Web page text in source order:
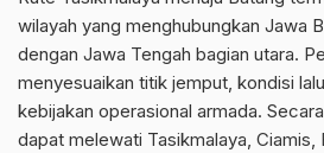
wilayah yang menghubungkan Jawa
dengan Jawa Tengah bagian utara.
menyesuaikan titik jemput, kondisi
kebijakan operasional armada.
dapat melewati Tasikmalaya, Ciamis,